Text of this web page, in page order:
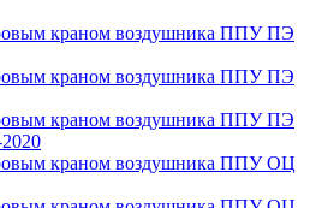
краном воздушника ППУ ПЭ
краном воздушника ППУ ПЭ
краном воздушника ППУ ПЭ
краном воздушника ППУ ОЦ